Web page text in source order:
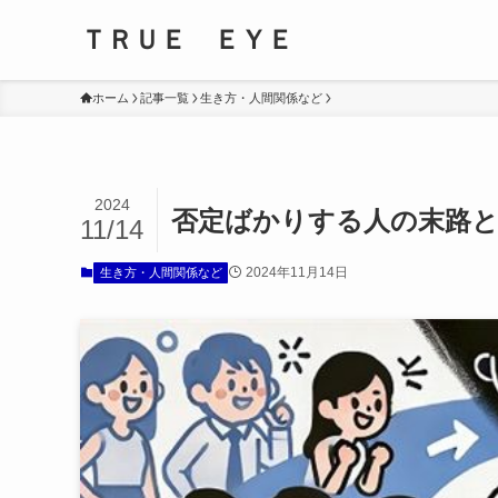
ＴＲＵＥ ＥＹＥ
ホーム 記事一覧 生き方・人間関係など
否定ばかりする人の末路
2024
11/14
生き方・人間関係など 2024年11月14日